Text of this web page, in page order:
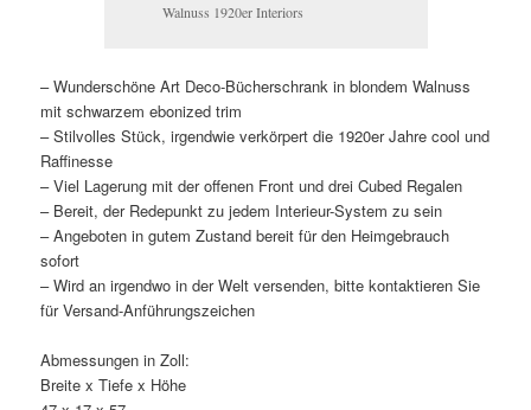
Walnuss 1920er Interiors
– Wunderschöne Art Deco-Bücherschrank in blondem Walnuss
mit schwarzem ebonized trim
– Stilvolles Stück, irgendwie verkörpert die 1920er Jahre cool und
Raffinesse
– Viel Lagerung mit der offenen Front und drei Cubed Regalen
– Bereit, der Redepunkt zu jedem Interieur-System zu sein
– Angeboten in gutem Zustand bereit für den Heimgebrauch
sofort
– Wird an irgendwo in der Welt versenden, bitte kontaktieren Sie
für Versand-Anführungszeichen
Abmessungen in Zoll:
Breite x Tiefe x Höhe